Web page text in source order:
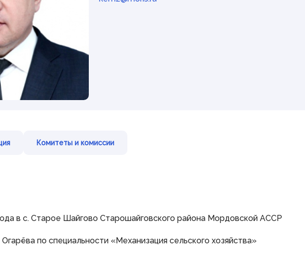
Комитеты и комиссии
в с. Старое Шайгово Старошайговского района Мордовской АССР
по специальности «Механизация сельского хозяйства»